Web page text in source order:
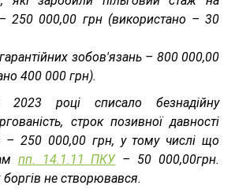
– 250 000,00 грн (використано – 30
зобов'язань – 800 000,00
400 000 грн).
2023 році списало безнадійну
строк позивної давності
– 250 000,00 грн, у тому числі що
пп. 14.1.11 ПКУ– 50 000,00грн.
не створювався.